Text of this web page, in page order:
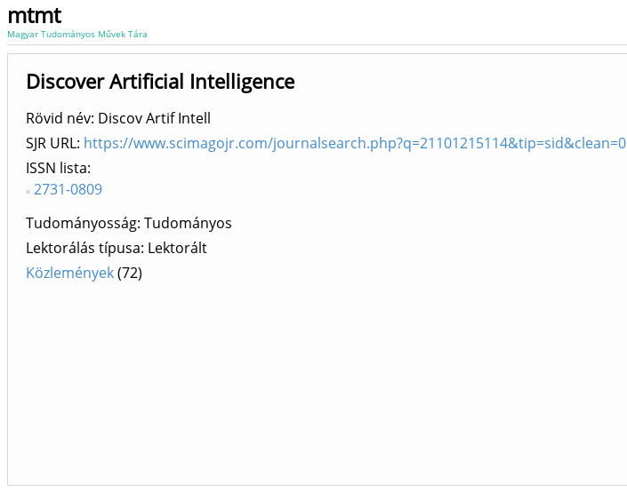
mtmt
Magyar Tudományos Művek Tára
Discover Artificial Intelligence
Rövid név: Discov Artif Intell
SJR URL: https://www.scimagojr.com/journalsearch.php?q=21101215114&tip=sid&clean=0
ISSN lista
2731-0809
Tudományosság: Tudományos
Lektorálás típusa: Lektorált
Közlemények(72)